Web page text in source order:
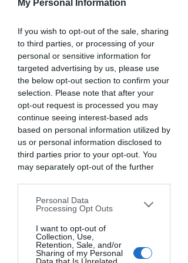
My Personal Information
If you wish to opt-out of the sale, sharing
to third parties, or processing of your
personal or sensitive information for
targeted advertising by us, please use
the below opt-out section to confirm your
selection. Please note that after your
opt-out request is processed you may
continue seeing interest-based ads
based on personal information utilized by
us or personal information disclosed to
third parties prior to your opt-out. You
may separately opt-out of the further
downstream participants. This
information may also be disclosed by us
to third parties on theIAB’s List of
Downstream Participantsthat may
further disclose it to other third parties.
Personal Data
Processing Opt Outs
I want to opt-out of
Collection, Use,
Retention, Sale, and/or
Sharing of my Personal